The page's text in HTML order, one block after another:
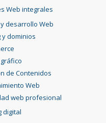
Web integrales
desarrollo Web
y dominios
de Contenidos
Web
web profesional
digital